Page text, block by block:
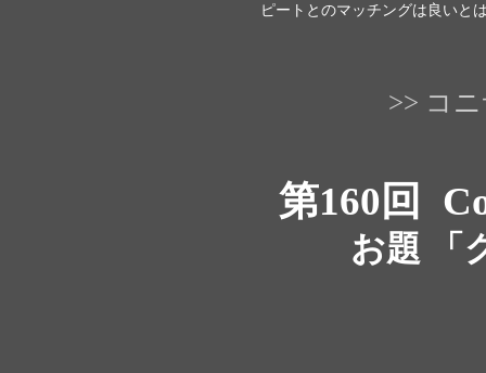
ピートとのマッチングは良いと
>> コ
第160回
お題 「